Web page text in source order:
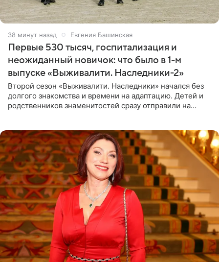
38 минут назад Евгения Башинская
Первые 530 тысяч, госпитализация и
неожиданный новичок: что было в 1-м
выпуске «Выживалити. Наследники-2»
Второй сезон «Выживалити. Наследники» начался без
долгого знакомства и времени на адаптацию. Детей и
родственников знаменитостей сразу отправили на